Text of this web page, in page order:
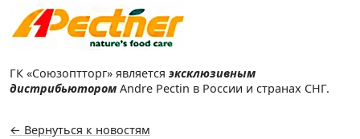
ГК «Союзоптторг» является эксклюзивным
дистрибьютором Andre Pectin в России и странах СНГ.
← Вернуться к новостям